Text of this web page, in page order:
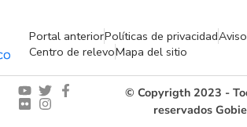
Portal anteriorPolíticas de privacidad
Centro de relevoMapa del sitio
© Copyrigth 2023 -
reservados